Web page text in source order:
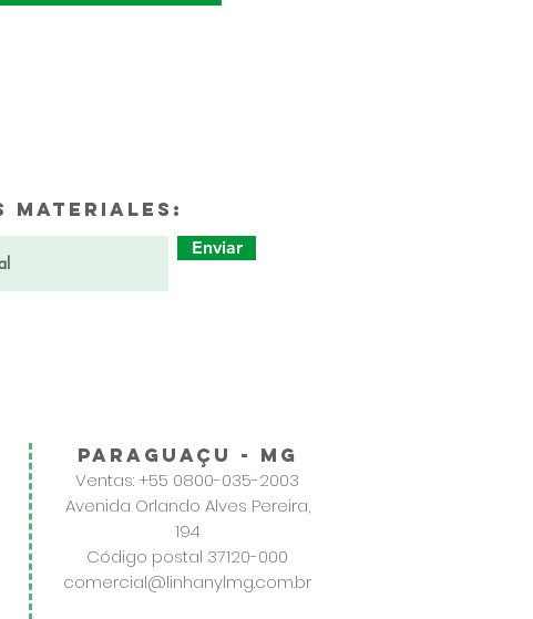
materiales:
Enviar
PARAGUAÇU - MG
Ventas: +55 0800-035-2003
Avenida Orlando Alves Pereira,
194
Código postal 37120-000
comercial@linhanylmg.com.br